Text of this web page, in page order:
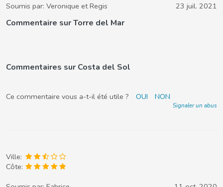
Soumis par: Veronique et Regis 23 juil. 2021
Commentaire sur Torre del Mar
Commentaires sur Costa del Sol
Ce commentaire vous a-t-il été utile ? OUI NON
Signaler un abus
Ville:
Côte: